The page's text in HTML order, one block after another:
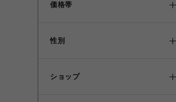
価格帯
性別
ショップ